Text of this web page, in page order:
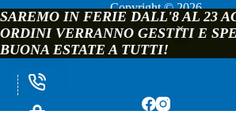
SAREMO IN FERIE DALL'8 AL 23
ORDINI VERRANNO GESTITI E
BUONA ESTATE A TUTTI!
Copyright © 2026
Blucomp Snc di Padovani Matteo
P.IVA e C.F. 02241070362
Via Pia, 162 - 41049 Sassuolo -